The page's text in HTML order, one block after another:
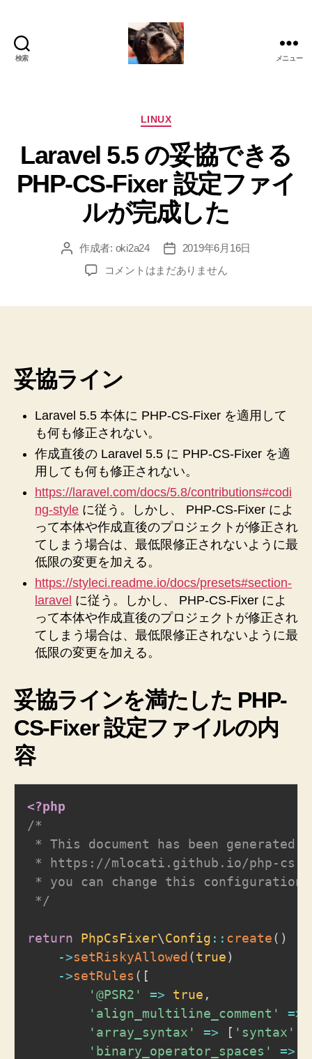
検索 メニュー
カ
ゴ
リ
ー
LINUX
Laravel 5.5 の妥協できる
PHP-CS-Fixer 設定ファイ
ルが完成した
投 作成者: oki2a24
投
稿
日
2019年6月16日
Laravel
る
PHP-
CS-
Fixer
設
定
フ
イ
ル
が
完
成
し
た
へ
の
コメントはまだありません
妥協ライン
Laravel 5.5 本体に PHP-CS-Fixer を適用して
も何も修正されない。
作成直後の Laravel 5.5 に PHP-CS-Fixer を適
用しても何も修正されない。
https://laravel.com/docs/5.8/contributions#codi
ng-style に従う。しかし、 PHP-CS-Fixer によ
って本体や作成直後のプロジェクトが修正され
てしまう場合は、最低限修正されないように最
低限の変更を加える。
https://styleci.readme.io/docs/presets#section-
laravel に従う。しかし、 PHP-CS-Fixer によ
って本体や作成直後のプロジェクトが修正され
てしまう場合は、最低限修正されないように最
低限の変更を加える。
妥協ラインを満たした PHP-
CS-Fixer 設定ファイルの内
容
<?php
/*
* This document has been generated
* https://mlocati.github.io/php-cs-
* you can change this
*/
return PhpCsFixer\Config :: create( )
->setRiskyAllowed(true)
->setRules ( [
'@PSR2'
=> true ,
'align_multiline_comment'
=>
'array_syntax'
=> [ 'syntax'
'binary_operator_spaces'
=>